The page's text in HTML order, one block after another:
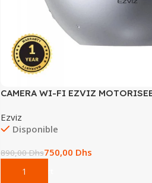
CAMERA WI-FI EZVIZ
Ezviz
Disponible
890,00Dhs750,00 Dhs
Add To Cart